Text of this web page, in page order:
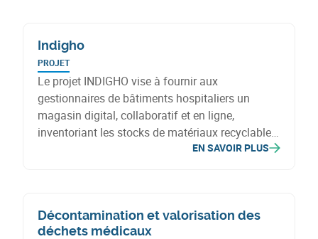
Indigho
PROJET
Le projet INDIGHO vise à fournir aux
gestionnaires de bâtiments hospitaliers un
magasin digital, collaboratif et en ligne,
inventoriant les stocks de matériaux recyclables
/ réutilisables présents dans leur patrimoine
EN SAVOIR PLUS
Décontamination et valorisation des
déchets médicaux